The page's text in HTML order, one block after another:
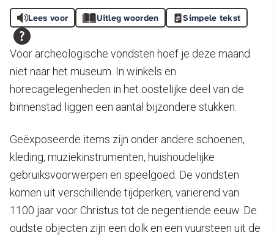
Lees voor Uitleg woorden Simpele tekst
Voor archeologische vondsten hoef je deze maand
niet naar het museum. In winkels en
horecagelegenheden in het oostelijke deel van de
binnenstad liggen een aantal bijzondere stukken.
Geëxposeerde items zijn onder andere schoenen,
kleding, muziekinstrumenten, huishoudelijke
gebruiksvoorwerpen en speelgoed. De vondsten
komen uit verschillende tijdperken, variërend van
1100 jaar voor Christus tot de negentiende eeuw. De
oudste objecten zijn een dolk en een vuursteen uit de